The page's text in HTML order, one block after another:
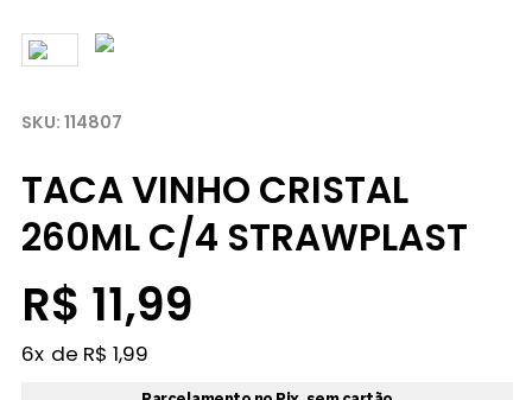
114807
TACA VINHO CRISTAL
260ML C/4 STRAWPLAST
R$ 11,99
6x R$ 1,99